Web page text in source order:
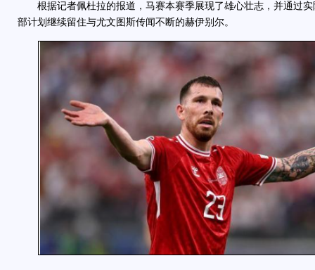
根据记者佩杜拉的报道，马赛本赛季展现了雄心壮志，并通过实
部计划继续留住与尤文图斯传闻不断的赫伊别尔。